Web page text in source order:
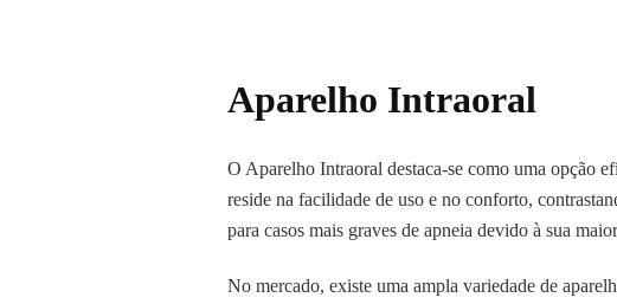
Aparelho Intraoral
O Aparelho Intraoral destaca-se como uma opção
reside na facilidade de uso e no conforto,
para casos mais graves de apneia devido à sua
No mercado, existe uma ampla variedade de